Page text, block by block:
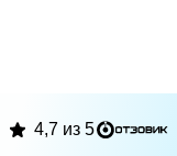
4,7 из 5